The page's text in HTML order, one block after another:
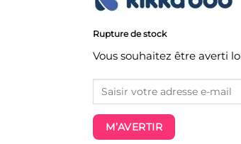
Rupture de stock
Vous souhaitez être averti
M’AVERTIR